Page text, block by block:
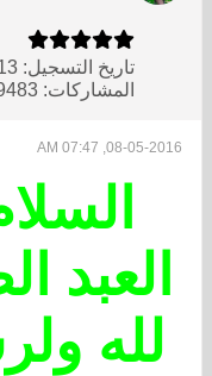
تاريخ التسجيل: 11-2013
المشاركات:
08-05-2016, 07:47 AM
العبد
لله